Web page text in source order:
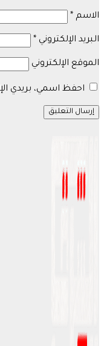
الاسم *
البريد الإلكتروني *
الموقع الإلكتروني
احفظ اسمي، بريدي